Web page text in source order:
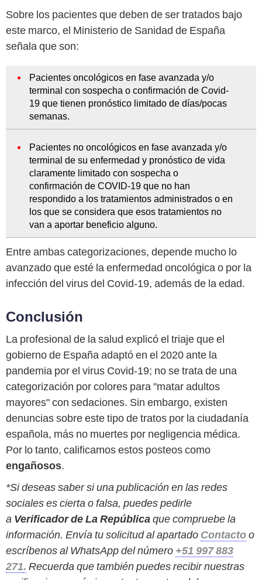
Sobre los pacientes que deben de ser tratados bajo
este marco, el Ministerio de Sanidad de España
señala que son:
Pacientes oncológicos en fase avanzada y/o
terminal con sospecha o confirmación de Covid-
19 que tienen pronóstico limitado de días/pocas
semanas.
Pacientes no oncológicos en fase avanzada y/o
terminal de su enfermedad y pronóstico de vida
claramente limitado con sospecha o
confirmación de COVID-19 que no han
respondido a los tratamientos administrados o en
los que se considera que esos tratamientos no
van a aportar beneficio alguno.
Entre ambas categorizaciones, depende mucho lo
avanzado que esté la enfermedad oncológica o por la
infección del virus del Covid-19, además de la edad.
Conclusión
La profesional de la salud explicó el triaje que el
gobierno de España adaptó en el 2020 ante la
pandemia por el virus Covid-19; no se trata de una
categorización por colores para "matar adultos
mayores" con sedaciones. Sin embargo, existen
denuncias sobre este tipo de tratos por la ciudadanía
española, más no muertes por negligencia médica.
Por lo tanto, calificamos estos posteos como
engañosos.
*Si deseas saber si una publicación en las redes
sociales es cierta o falsa, puedes pedirle
a Verificador de La Repúblicaque compruebe la
información. Envía tu solicitud al apartado Contactoo
escríbenos al WhatsApp del número +51 997 883
271. Recuerda que también puedes recibir nuestras